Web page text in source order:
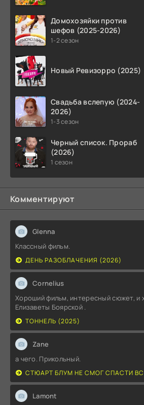
Домохозяйки против
шефов (2025-2026)
1-2 сезон
Новый Ревизорро (2025)
Свадьба вслепую (2024-
2026)
1-3 сезон
Черный список. Прораб
(2026)
1 сезон
Комментируют
Glenna
Классный фильм.
ДЕНЬ РАЗОБЛАЧЕНИЯ (2026)
Cornelius
Хороший фильм, интересный сюжет, и
Елизаветы Боярской .
ТОННЕЛЬ (2025)
Zane
а чего. Прикольный.
СТЮАРТ БЛУМ НЕ СМОГ СПАСТИ
Lamont